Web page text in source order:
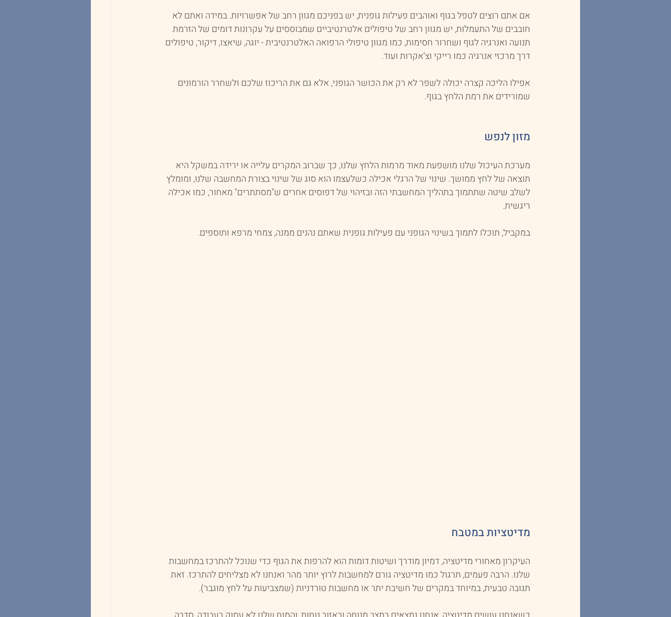
אם אתם רוצים לטפל בגוף ואוהבים פעילות גופנית, יש בפניכם מגוון רחב של אפשרויות. במידה ואתם לא
חובבים של התעמלות, יש מגוון רחב של טיפולים אלטרנטיביים שמבוססים על עקרונות דומים של הזרמת
תנועה ואנרגיה לגוף ושחרור חסימות, כמו מגוון טיפולי הרפואה האלטרנטיבית - יוגה, שיאצו, דיקור, טיפולים
דרך מרכזי אנרגיה כמו רייקי וצ'אקרות ועוד.
אפילו הליכה קצרה יכולה לשפר לא רק את הכושר הגופני, אלא גם את הריכוז שלכם ולשחרר הורמונים
שמורידים את רמת הלחץ בגוף.
מזון לנפש
מערכת העיכול שלנו מושפעת מאוד מרמות הלחץ שלנו, כך שברוב המקרים עלייה או ירידה במשקל היא
תוצאה של לחץ ממושך. שינוי של הרגלי אכילה כשלעצמו הוא סוג של שינוי בצורת המחשבה שלנו, ומומלץ
לשלב שיטה שתתמוך בתהליך המחשבתי הזה ובזיהוי של דפוסים אחרים ש"מסתתרים" מאחור, כמו אכילה
ריגשית.
במקביל, תוכלו לתמוך בשינוי הגופני עם פעילות גופנית שאתם נהנים ממנה, צמחי מרפא ותוספים.
מדיטציות במטבח
העיקרון מאחורי מדיטציה, דמיון מודרך ושיטות דומות הוא להרפות את הגוף כדי שנוכל להתרכז במחשבות
שלנו. הרבה פעמים, תרגול כמו מדיטציה גורם למחשבות לרוץ יותר מהר ואנחנו לא מצליחים להתרכז. זאת
תגובה טבעית, במיוחד במקרים של חשיבת יתר או מחשבות טורדניות (שמצביעות על לחץ מוגבר).